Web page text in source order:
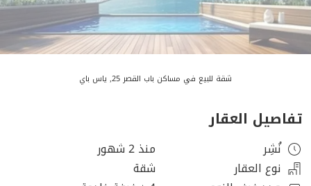
شقة للبيع في مساكن باب القصر 25, ياس باي
تفاصيل العقار
نُشِر
منذ 2 شهور
نوع العقار
شقة